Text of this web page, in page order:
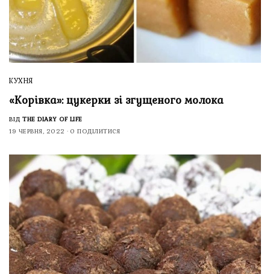
КУХНЯ
«Корівка»: цукерки зі згущеного молока
ВІД THE DIARY OF LIFE
19 ЧЕРВНЯ, 2022
0 ПОДІЛИТИСЯ